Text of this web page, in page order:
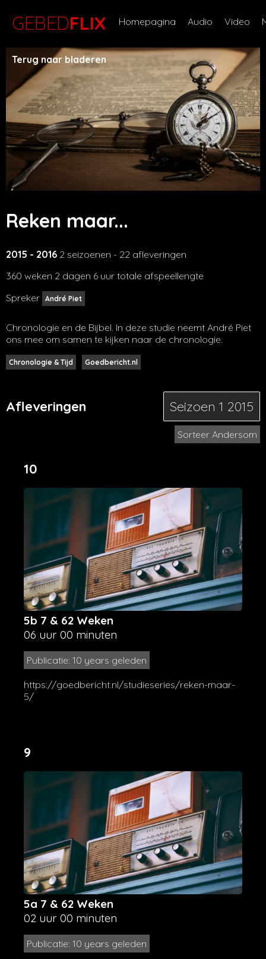
GEBEDFLIX Homepagina Audio Video
Terug naar bladeren
Reken maar...
2015 - 2016 2 seizoenen - 22 afleveringen
360 weken 2 dagen 6 uur totale afspeellengte
Spreker André Piet
Chronologie en de Bijbel. In deze studie neemt André Piet
ons mee om samen te kijken naar de chronologie.
Chronologie & Tijd Goedbericht.nl
Afleveringen Seizoen 1 2015
Sorteer Andersom
10
5b 7 & 62 Weken
06 uur 00 minuten
Publicatie: 10 years geleden
https://goedbericht.nl/studieseries/reken-maar-
5/
9
5a 7 & 62 Weken
02 uur 00 minuten
Publicatie: 10 years geleden